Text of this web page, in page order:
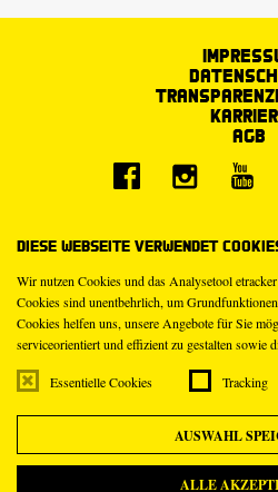
Diese Webseite verwendet
Wir nutzen Cookies und das Analysetool
Cookies sind unentbehrlich, um
Cookies helfen uns, unsere Angebote für Sie
serviceorientiert und effizient zu gestalten sowie
Essentielle Cookies Tracking
AUSWAHL
ALLE
AGB